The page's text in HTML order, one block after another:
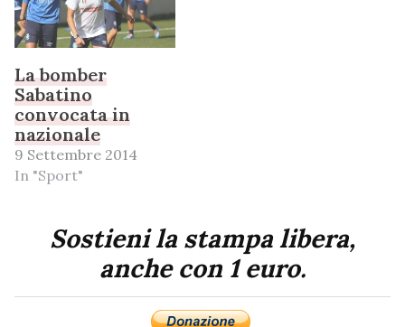
La bomber
Sabatino
convocata in
nazionale
9 Settembre 2014
In "Sport"
Sostieni la stampa libera,
anche con 1 euro.